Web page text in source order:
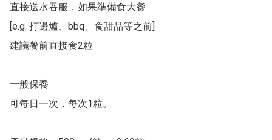
直接送水吞服，如果準備食大餐
[e.g. 打邊爐、bbq、食甜品等之前]
建議餐前直接食2粒
一般保養
可每日一次，每次1粒。